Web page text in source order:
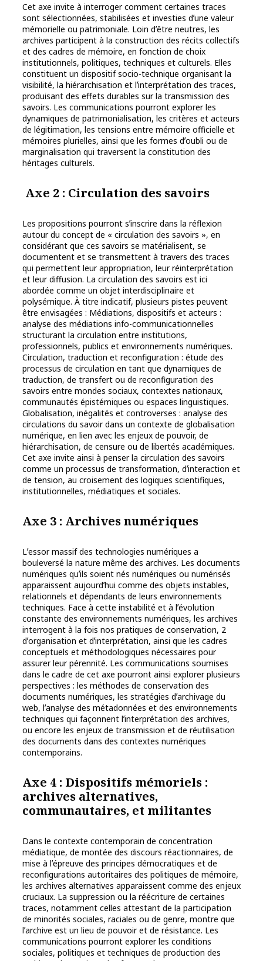
Cet axe invite à interroger comment certaines traces
sont sélectionnées, stabilisées et investies dʼune valeur
mémorielle ou patrimoniale. Loin dʼêtre neutres, les
archives participent à la construction des récits collectifs
et des cadres de mémoire, en fonction de choix
institutionnels, politiques, techniques et culturels. Elles
constituent un dispositif socio-technique organisant la
visibilité, la hiérarchisation et lʼinterprétation des traces,
produisant des effets durables sur la transmission des
savoirs. Les communications pourront explorer les
dynamiques de patrimonialisation, les critères et acteurs
de légitimation, les tensions entre mémoire officielle et
mémoires plurielles, ainsi que les formes dʼoubli ou de
marginalisation qui traversent la constitution des
héritages culturels.
Axe 2 : Circulation des savoirs
Les propositions pourront sʼinscrire dans la réflexion
autour du concept de « circulation des savoirs », en
considérant que ces savoirs se matérialisent, se
documentent et se transmettent à travers des traces
qui permettent leur appropriation, leur réinterprétation
et leur diffusion. La circulation des savoirs est ici
abordée comme un objet interdisciplinaire et
polysémique. À titre indicatif, plusieurs pistes peuvent
être envisagées : Médiations, dispositifs et acteurs :
analyse des médiations info-communicationnelles
structurant la circulation entre institutions,
professionnels, publics et environnements numériques.
Circulation, traduction et reconfiguration : étude des
processus de circulation en tant que dynamiques de
traduction, de transfert ou de reconfiguration des
savoirs entre mondes sociaux, contextes nationaux,
communautés épistémiques ou espaces linguistiques.
Globalisation, inégalités et controverses : analyse des
circulations du savoir dans un contexte de globalisation
numérique, en lien avec les enjeux de pouvoir, de
hiérarchisation, de censure ou de libertés académiques.
Cet axe invite ainsi à penser la circulation des savoirs
comme un processus de transformation, dʼinteraction et
de tension, au croisement des logiques scientifiques,
institutionnelles, médiatiques et sociales.
Axe 3 : Archives numériques
Lʼessor massif des technologies numériques a
bouleversé la nature même des archives. Les documents
numériques quʼils soient nés numériques ou numérisés
apparaissent aujourdʼhui comme des objets instables,
relationnels et dépendants de leurs environnements
techniques. Face à cette instabilité et à lʼévolution
constante des environnements numériques, les archives
interrogent à la fois nos pratiques de conservation, 2
dʼorganisation et dʼinterprétation, ainsi que les cadres
conceptuels et méthodologiques nécessaires pour
assurer leur pérennité. Les communications soumises
dans le cadre de cet axe pourront ainsi explorer plusieurs
perspectives : les méthodes de conservation des
documents numériques, les stratégies dʼarchivage du
web, lʼanalyse des métadonnées et des environnements
techniques qui façonnent lʼinterprétation des archives,
ou encore les enjeux de transmission et de réutilisation
des documents dans des contextes numériques
contemporains.
Axe 4 : Dispositifs mémoriels :
archives alternatives,
communautaires, et militantes
Dans le contexte contemporain de concentration
médiatique, de montée des discours réactionnaires, de
mise à lʼépreuve des principes démocratiques et de
reconfigurations autoritaires des politiques de mémoire,
les archives alternatives apparaissent comme des enjeux
cruciaux. La suppression ou la réécriture de certaines
traces, notamment celles attestant de la participation
de minorités sociales, raciales ou de genre, montre que
lʼarchive est un lieu de pouvoir et de résistance. Les
communications pourront explorer les conditions
sociales, politiques et techniques de production des